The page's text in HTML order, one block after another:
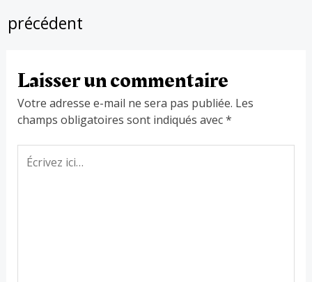
précédent
Laisser un commentaire
Votre adresse e-mail ne sera pas publiée. Les
champs obligatoires sont indiqués avec*
Écrivez
ici…